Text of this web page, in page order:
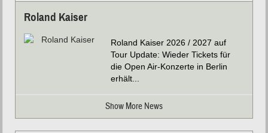
Roland Kaiser
Roland Kaiser 2026 / 2027 auf
Tour Update: Wieder Tickets für
die Open Air-Konzerte in Berlin
erhält...
Show More News